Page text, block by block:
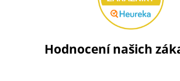
Hodnocení našich